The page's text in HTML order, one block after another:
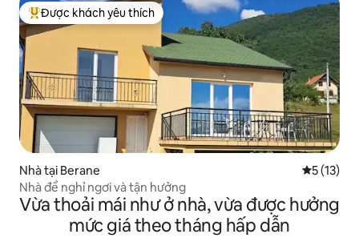
Được khách yêu thích nhất
Được khách yêu thích
Nhà tại Berane Xếp hạng
5 (13)
Nhà để nghỉ ngơi và tận hưởng
Vừa thoải mái như ở nhà, vừa được hưởng
mức giá theo tháng hấp dẫn